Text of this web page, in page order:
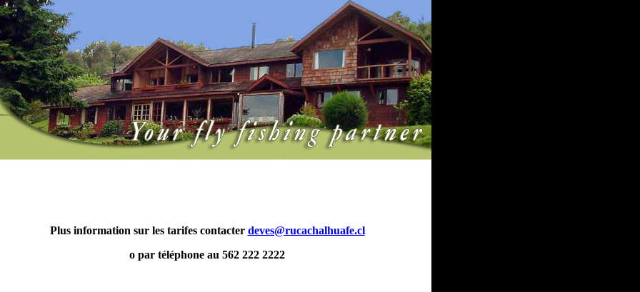
Plus information sur les tarifes contacter deves@rucachalhuafe.cl
o par téléphone au 562 222 2222